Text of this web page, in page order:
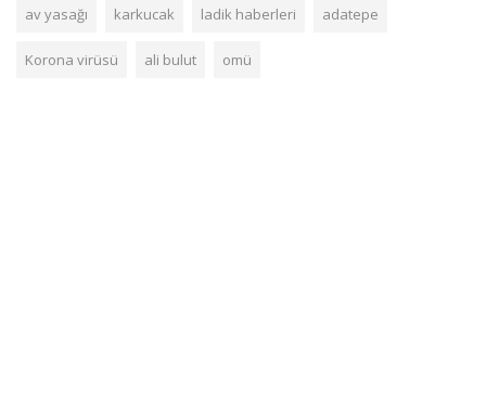
av yasağı karkucak ladik haberleri adatepe
Korona virüsü ali bulut omü